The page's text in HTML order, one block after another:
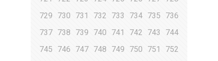
729
730 731 732 733 734 735
736
737 738 739 740 741 742 743
744
745
746 747 748 749 750 751
752